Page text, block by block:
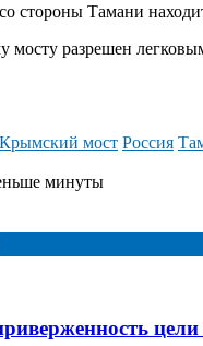
стороны Тамани
разрешен
Крымский мост Россия
минуты